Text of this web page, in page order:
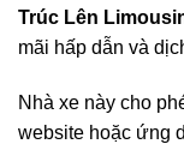
Trúc Lên
mãi hấp dẫn và
Nhà xe này cho
website hoặc ứng